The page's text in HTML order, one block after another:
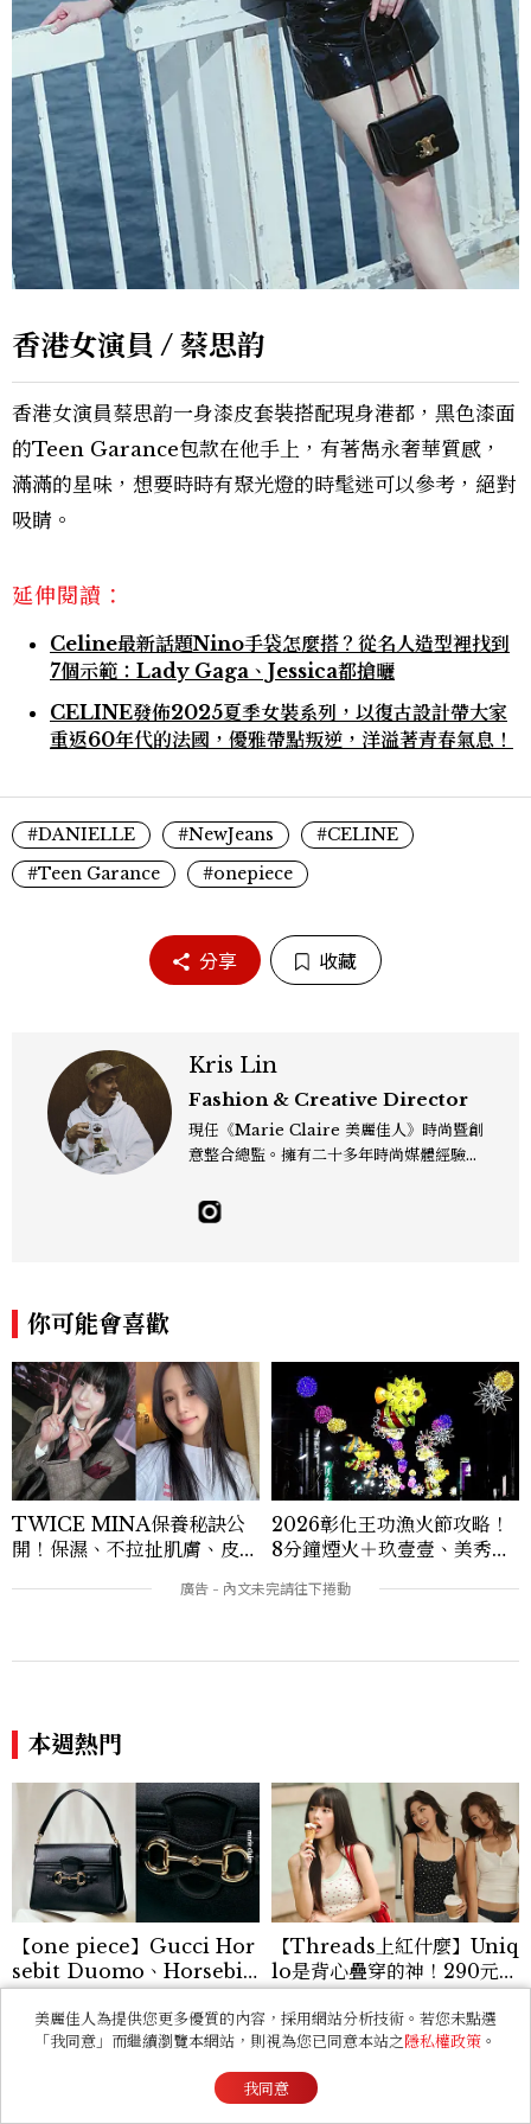
香港女演員 / 蔡思韵
香港女演員蔡思韵一身漆皮套裝搭配現身港都，黑色漆面
的Teen Garance包款在他手上，有著雋永奢華質感，
滿滿的星味，想要時時有聚光燈的時髦迷可以參考，絕對
吸睛。
延伸閱讀：
Celine最新話題Nino手袋怎麼搭？從名人造型裡找到
7個示範：Lady Gaga、Jessica都搶曬
CELINE發佈2025夏季女裝系列，以復古設計帶大家
重返60年代的法國，優雅帶點叛逆，洋溢著青春氣息！
#DANIELLE #NewJeans
#CELINE
#Teen Garance
#onepiece
分享 收藏
Kris Lin
Fashion & Creative Director
現任《Marie Claire 美麗佳人》時尚暨創
意整合總監。擁有二十多年時尚媒體經驗，
化與情感。喜歡在時尚裡找故事，也習慣用
影像描繪美的力量。工作專長涵蓋秀場報
你可能會喜歡
TWICE MINA保養秘訣公
開！保濕、不拉扯肌膚、皮拉
2026彰化王功漁火節攻略！
8分鐘煙火＋玖壹壹、美秀集
一次玩
本週熱門
【one piece】Gucci Hor
sebit Duomo、Horsebit
Ristretto 登場！一枚金屬馬
銜如何成為 Gucci 百年品牌
最經典的象徵
【Threads上紅什麼】Uniq
lo是背心疊穿的神！290元蕾
絲+碎花+亨利領背心怎麼
搭？3套公式無腦跟上
看過此篇文章的人也喜歡
LIFESTYLE
美麗佳人為提供您更多優質的內容，採用網站分析技術。若您未點選
「我同意」而繼續瀏覽本網站，則視為您已同意本站之隱私權政策 。
我同意